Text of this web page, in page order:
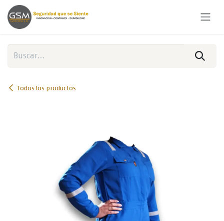
Ir al contenido
Todos los productos